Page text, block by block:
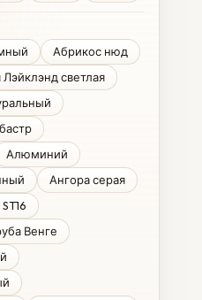
Абрикос нюд
Лэйклэнд светлая
Алюминий
Ангора серая
Венге